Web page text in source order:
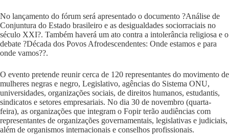
No lançamento do fórum será apresentado o documento ?Análise de
Conjuntura do Estado brasileiro e as desigualdades sociorraciais no
século XXI?. Também haverá um ato contra a intolerância religiosa e o
debate ?Década dos Povos Afrodescendentes: Onde estamos e para
onde vamos??.
O evento pretende reunir cerca de 120 representantes do movimento de
mulheres negras e negro, Legislativo, agências do Sistema ONU,
universidades, organizações sociais, de direitos humanos, estudantis,
sindicatos e setores empresariais. No dia 30 de novembro (quarta-
feira), as organizações que integram o Fopir terão audiências com
representantes de organizações governamentais, legislativas e judiciais,
além de organismos internacionais e conselhos profissionais.